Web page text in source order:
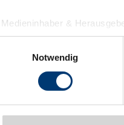
Medieninhaber &
Zeller Bergbahnen Zillertal
Rohr 23// A-6280 Zell am Ziller
www.zillertalarena.com
Notwendig